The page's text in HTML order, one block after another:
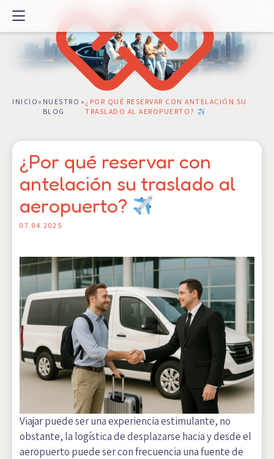
contenido
INICIO » NUESTRO
BLOG
» ¿POR QUÉ RESERVAR CON ANTELACIÓN SU
TRASLADO AL AEROPUERTO?
¿Por qué reservar con
antelación su traslado al
aeropuerto?
07.04.2025
Viajar puede ser una experiencia estimulante, no
obstante, la logística de desplazarse hacia y desde el
aeropuerto puede ser con frecuencia una fuente de